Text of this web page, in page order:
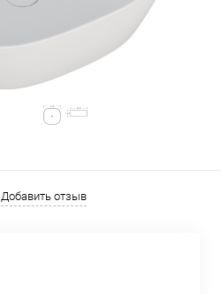
Добавить отзыв